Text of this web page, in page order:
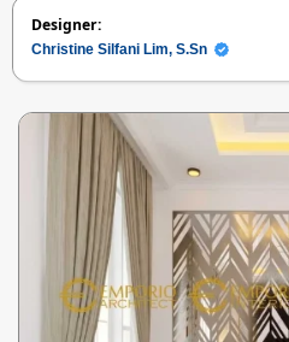
Designer:
Christine Silfani Lim, S.Sn